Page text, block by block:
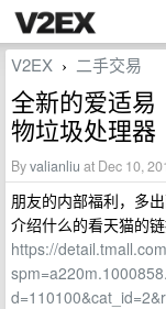
V2EX › 二手交易
全新的爱适易
物垃圾处理器
Byvalianliu at Dec 10,
朋友的内部福利，多出
介绍什么的看天猫的
https://